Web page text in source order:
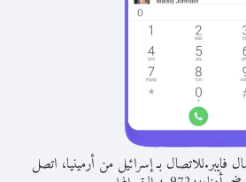
فايبر.للاتصال بـ إسرائيل من أرمينيا، اتصل